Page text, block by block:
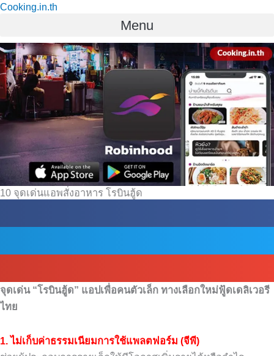
Skip
content
Cooking.in.th
Menu
10 จุดเด่นแอพสั่งอาหาร โรบินฮู้ด
จุดเด่น “โรบินฮู้ด” แอปเพื่อคนตัวเล็ก ทางเลือกใหม่ฟู้ดเดลิเวอรี
ไทย
1. ไม่เก็บค่าธรรมเนียมการใช้แพลตฟอร์ม (จีพี)